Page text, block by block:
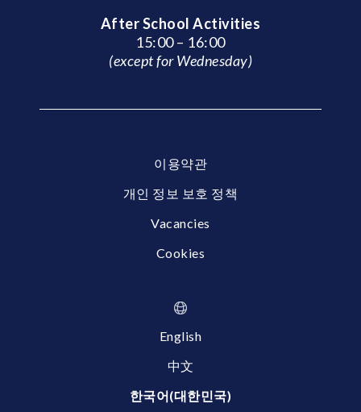
After School Activities
15:00 – 16:00
(except for Wednesday)
이용약관
개인 정보 보호 정책
Vacancies
Cookies
English
中文
한국어(대한민국)